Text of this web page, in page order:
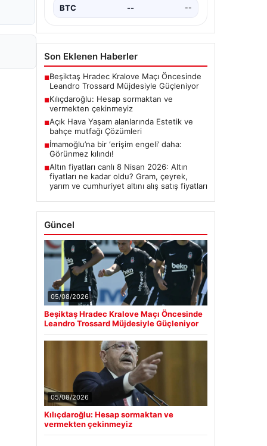
BTC -- --
Son Eklenen Haberler
■Beşiktaş Hradec Kralove Maçı Öncesinde
Leandro Trossard Müjdesiyle Güçleniyor
■Kılıçdaroğlu: Hesap sormaktan ve
vermekten çekinmeyiz
■Açık Hava Yaşam alanlarında Estetik ve
bahçe mutfağı Çözümleri
■İmamoğlu’na bir ‘erişim engeli’ daha:
Görünmez kılındı!
■Altın fiyatları canlı 8 Nisan 2026: Altın
fiyatları ne kadar oldu? Gram, çeyrek,
yarım ve cumhuriyet altını alış satış fiyatları
Güncel
05/08/2026
Beşiktaş Hradec Kralove Maçı Öncesinde
Leandro Trossard Müjdesiyle Güçleniyor
05/08/2026
Kılıçdaroğlu: Hesap sormaktan ve
vermekten çekinmeyiz